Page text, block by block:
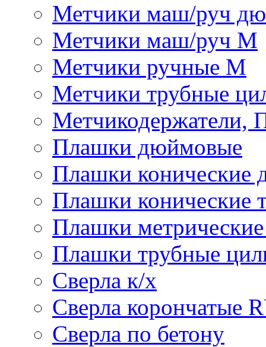
Метчики маш/руч
Метчики маш/руч М
Метчики ручные М
Метчики трубные
Метчикодержатели,
Плашки дюймовые
Плашки
Плашки конические
Плашки
Плашки трубные
Сверла к/х
Сверла корончатые
Сверла по бетону